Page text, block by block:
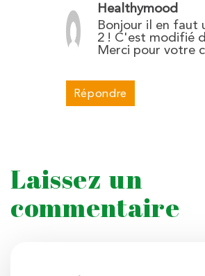
Healthymood
Bonjour il en faut
2 ! C'est modifié
Merci pour votre
Répondre
Laissez un
commentaire